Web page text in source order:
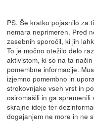
PS. Še kratko pojasnilo za
nemara neprimeren. Pred
zasebnih sporočil, ki jih
To je močno otežilo delo
aktivistom, ki so na ta
pomembne informacije.
izjemno pomembno in
strokovnjake vseh vrst in
osiromašili in ga
skrajne ideje ter
dogajanjem ne more in ne